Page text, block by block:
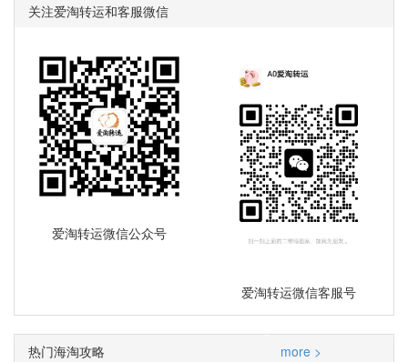
关注爱淘转运和客服微信
爱淘转运微信公众号
爱淘转运微信客服号
热门海淘攻略 more >